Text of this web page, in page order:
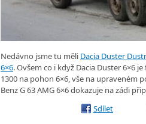
Nedávno jsme tu měli Dacia Duster
6×6. Ovšem co i když Dacia Duster 6×6
1300 na pohon 6×6, vše na upraveném
Benz G 63 AMG 6×6 dokazuje na zádi
Sdílet